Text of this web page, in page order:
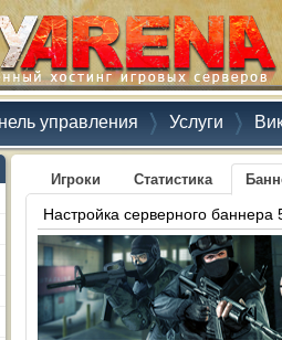
управления Услуги
Игроки Статистика
Настройка серверного баннера